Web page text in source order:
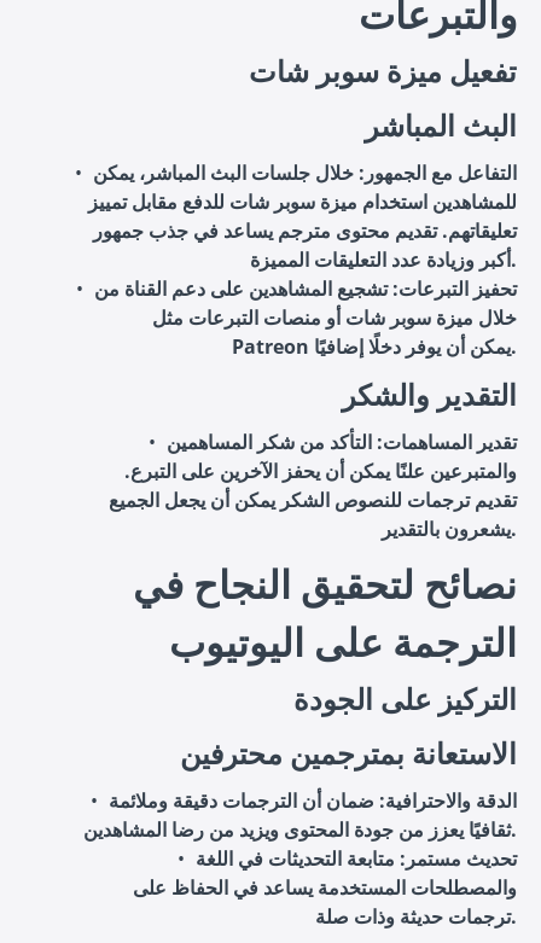
والتبرعات
تفعيل ميزة سوبر شات
البث المباشر
التفاعل مع الجمهور : خلال جلسات البث المباشر، يمكن
للمشاهدين استخدام ميزة سوبر شات للدفع مقابل تمييز
تعليقاتهم. تقديم محتوى مترجم يساعد في جذب جمهور
أكبر وزيادة عدد التعليقات المميزة.
تحفيز التبرعات: تشجيع المشاهدين على دعم القناة من
خلال ميزة سوبر شات أو منصات التبرعات مثل
Patreon يمكن أن يوفر دخلًا إضافيًا.
التقدير والشكر
تقدير المساهمات: التأكد من شكر المساهمين
والمتبرعين علنًا يمكن أن يحفز الآخرين على التبرع.
تقديم ترجمات للنصوص الشكر يمكن أن يجعل الجميع
يشعرون بالتقدير.
نصائح لتحقيق النجاح في
الترجمة على اليوتيوب
التركيز على الجودة
الاستعانة بمترجمين محترفين
الدقة والاحترافية: ضمان أن الترجمات دقيقة وملائمة
ثقافيًا يعزز من جودة المحتوى ويزيد من رضا المشاهدين.
تحديث مستمر : متابعة التحديثات في اللغة
والمصطلحات المستخدمة يساعد في الحفاظ على
ترجمات حديثة وذات صلة.